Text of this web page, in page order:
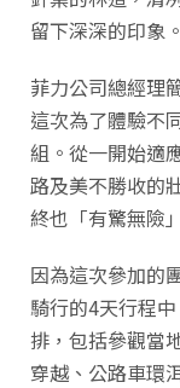
留下深深的印象。
菲力公司總經理
這次為了體驗不
組。從一開始適
路及美不勝收的
終也「有驚無險
因為這次參加的
騎行的4天行程
排，包括參觀當
穿越、公路車環